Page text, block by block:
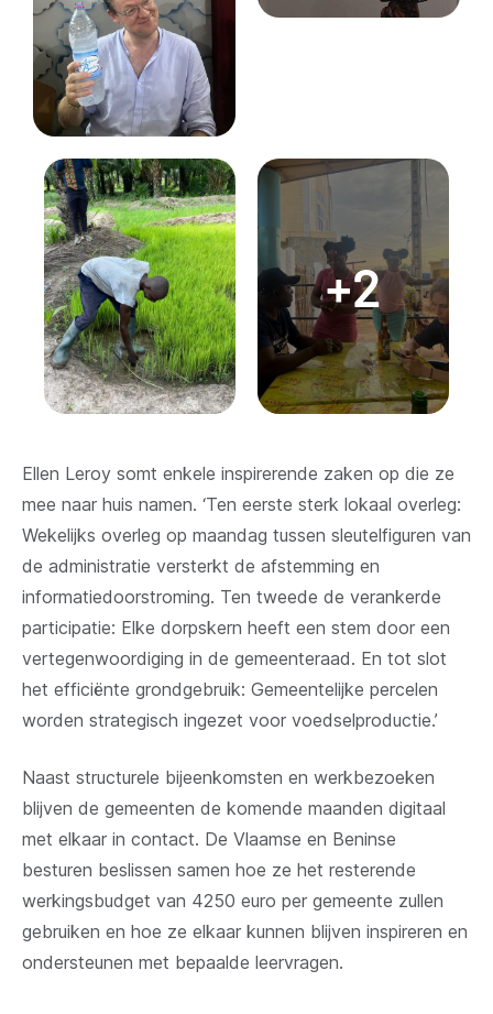
+2
Ellen Leroy somt enkele inspirerende zaken op die ze
mee naar huis namen. ‘Ten eerste sterk lokaal overleg:
Wekelijks overleg op maandag tussen sleutelfiguren van
de administratie versterkt de afstemming en
informatiedoorstroming. Ten tweede de verankerde
participatie: Elke dorpskern heeft een stem door een
vertegenwoordiging in de gemeenteraad. En tot slot
het efficiënte grondgebruik: Gemeentelijke percelen
worden strategisch ingezet voor voedselproductie.’
Naast structurele bijeenkomsten en werkbezoeken
blijven de gemeenten de komende maanden digitaal
met elkaar in contact. De Vlaamse en Beninse
besturen beslissen samen hoe ze het resterende
werkingsbudget van 4250 euro per gemeente zullen
gebruiken en hoe ze elkaar kunnen blijven inspireren en
ondersteunen met bepaalde leervragen.